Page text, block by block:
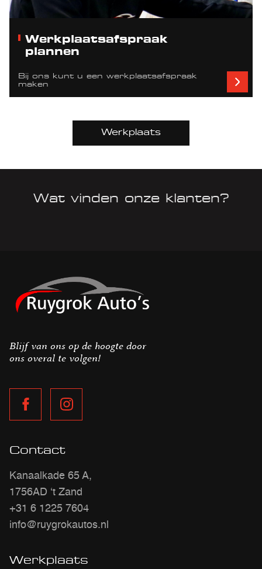
Werkplaatsafspraak
plannen
Bij ons kunt u een werkplaatsafspraak
maken
Werkplaats
Wat vinden onze klanten?
Blijf van ons op de hoogte door
ons overal te volgen!
Contact
Kanaalkade 65 A,
1756AD ‘t Zand
+31 6 1225 7604
info@ruygrokautos.nl
Werkplaats